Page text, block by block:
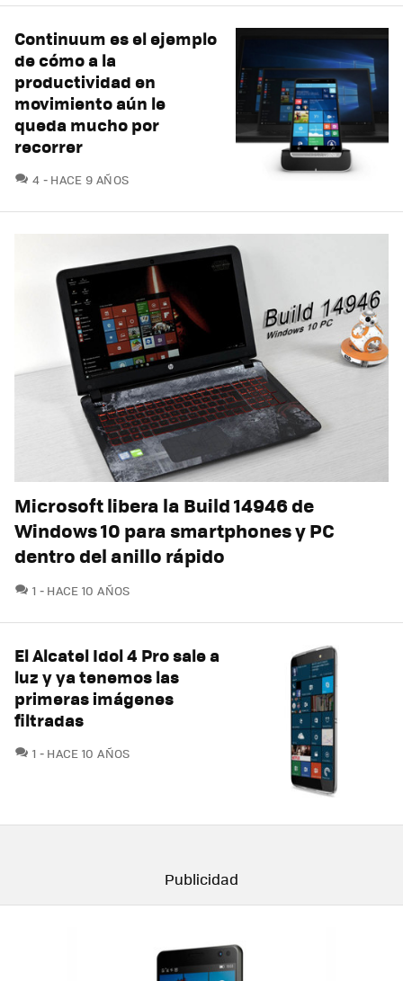
Continuum es el ejemplo
de cómo a la
productividad en
movimiento aún le
queda mucho por
recorrer
4 COMENTARIOS
HACE 9 AÑOS
Microsoft libera la Build 14946 de
Windows 10 para smartphones y PC
dentro del anillo rápido
1 COMENTARIOS
HACE 10 AÑOS
El Alcatel Idol 4 Pro sale a
luz y ya tenemos las
primeras imágenes
filtradas
1 COMENTARIOS
HACE 10 AÑOS